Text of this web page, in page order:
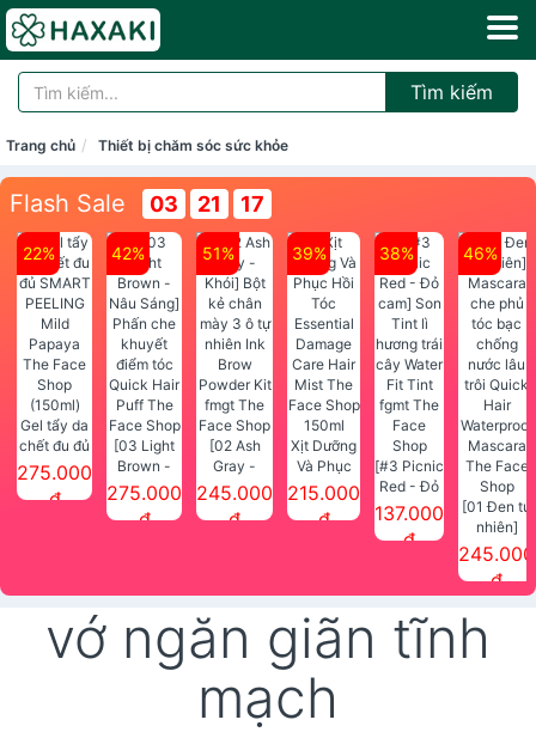
Tìm kiếm
Trang chủ Thiết bị chăm sóc sức khỏe
Flash Sale 03 21 15
22%
Gel tẩy da
chết đu đủ
SMART
PEELING
275.000
đ
42%
[03 Light
Brown -
Nâu Sáng]
Phấn che
275.000
đ
51%
[02 Ash
Gray -
Khói] Bột
kẻ chân
Face Shop
245.000
đ
39%
Xịt Dưỡng
Và Phục
Hồi Tóc
Essential
215.000
đ
38%
[#3 Picnic
Red - Đỏ
cam] Son
Face
Shop
137.000
đ
46%
[01 Đen tự
nhiên]
Mascara
che phủ
nước lâu
245.000
đ
vớ ngăn giãn tĩnh
mạch